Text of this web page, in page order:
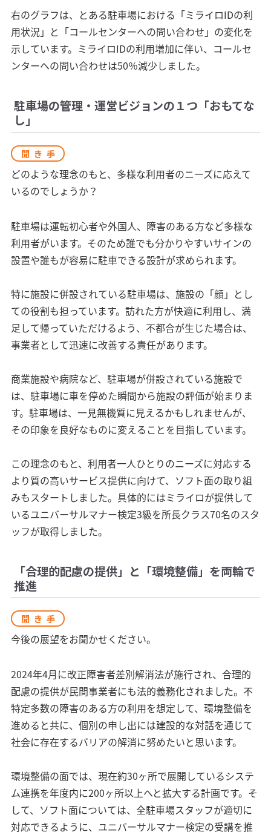
右のグラフは、とある駐車場における「ミライロIDの利
用状況」と「コールセンターへの問い合わせ」の変化を
示しています。ミライロIDの利用増加に伴い、コールセ
ンターへの問い合わせは50％減少しました。
駐車場の管理・運営ビジョンの１つ「おもてな
し」
聞き手
どのような理念のもと、多様な利用者のニーズに応えて
いるのでしょうか？
駐車場は運転初心者や外国人、障害のある方など多様な
利用者がいます。そのため誰でも分かりやすいサインの
設置や誰もが容易に駐車できる設計が求められます。
特に施設に併設されている駐車場は、施設の「顔」とし
ての役割も担っています。訪れた方が快適に利用し、満
足して帰っていただけるよう、不都合が生じた場合は、
事業者として迅速に改善する責任があります。
商業施設や病院など、駐車場が併設されている施設で
は、駐車場に車を停めた瞬間から施設の評価が始まりま
す。駐車場は、一見無機質に見えるかもしれませんが、
その印象を良好なものに変えることを目指しています。
この理念のもと、利用者一人ひとりのニーズに対応する
より質の高いサービス提供に向けて、ソフト面の取り組
みもスタートしました。具体的にはミライロが提供して
いるユニバーサルマナー検定3級を所長クラス70名のスタ
ッフが取得しました。
「合理的配慮の提供」と「環境整備」を両輪で
推進
聞き手
今後の展望をお聞かせください。
2024年4月に改正障害者差別解消法が施行され、合理的
配慮の提供が民間事業者にも法的義務化されました。不
特定多数の障害のある方の利用を想定して、環境整備を
進めると共に、個別の申し出には建設的な対話を通じて
社会に存在するバリアの解消に努めたいと思います。
環境整備の面では、現在約30ヶ所で展開しているシステ
ム連携を年度内に200ヶ所以上へと拡大する計画です。そ
して、ソフト面については、全駐車場スタッフが適切に
対応できるように、ユニバーサルマナー検定の受講を推